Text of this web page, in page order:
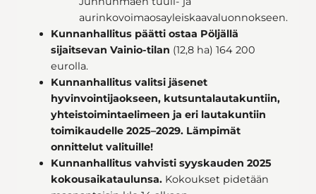
aurinkovoimaosayleiskaavaluonnokseen.
Kunnanhallitus päätti ostaa Pöljällä
sijaitsevan Vainio-tilan (12,8 ha) 164 200
eurolla.
Kunnanhallitus valitsi jäsenet
hyvinvointijaokseen, kutsuntalautakuntiin,
yhteistoimintaelimeen ja eri lautakuntiin
toimikaudelle 2025–2029. Lämpimät
onnittelut valituille!
Kunnanhallitus vahvisti syyskauden 2025
kokousaikataulunsa. Kokoukset pidetään